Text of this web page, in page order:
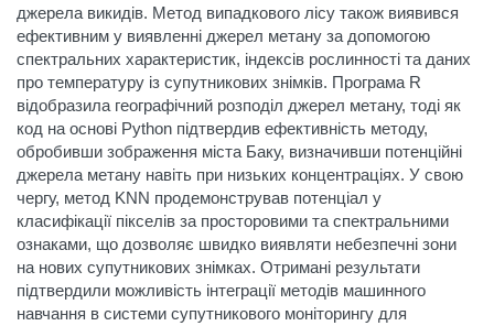
джерела викидів. Метод випадкового лісу також виявився
ефективним у виявленні джерел метану за допомогою
спектральних характеристик, індексів рослинності та даних
про температуру із супутникових знімків. Програма R
відобразила географічний розподіл джерел метану, тоді як
код на основі Python підтвердив ефективність методу,
обробивши зображення міста Баку, визначивши потенційні
джерела метану навіть при низьких концентраціях. У свою
чергу, метод KNN продемонстрував потенціал у
класифікації пікселів за просторовими та спектральними
ознаками, що дозволяє швидко виявляти небезпечні зони
на нових супутникових знімках. Отримані результати
підтвердили можливість інтеграції методів машинного
навчання в системи супутникового моніторингу для